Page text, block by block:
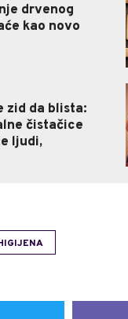
drvenog
kao novo
zid da blista:
čistačice
ljudi,